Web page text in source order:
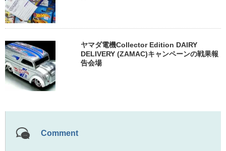
ヤマダ電機Collector Edition DAIRY
DELIVERY (ZAMAC)キャンペーンの戦果報
告会場
Comment